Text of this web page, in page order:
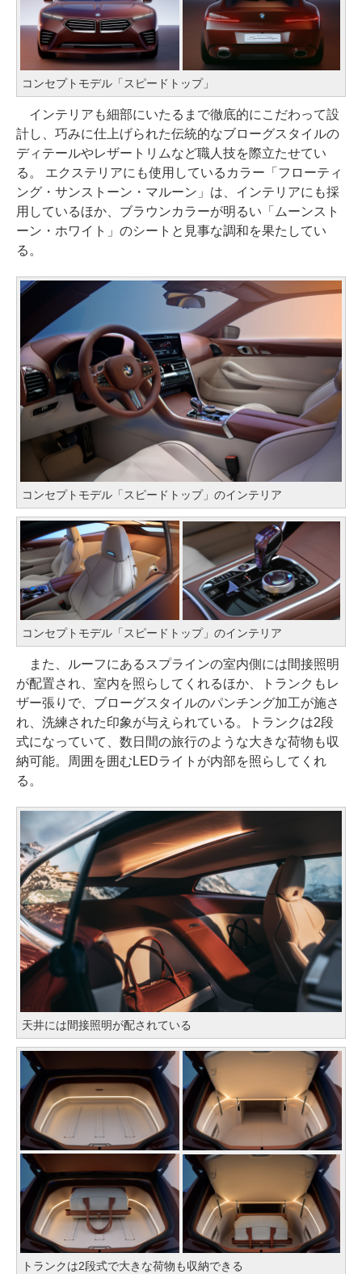
コンセプトモデル「スピードトップ」
インテリアも細部にいたるまで徹底的にこだわって設
計し、巧みに仕上げられた伝統的なブローグスタイルの
ディテールやレザートリムなど職人技を際立たせてい
る。 エクステリアにも使用しているカラー「フローティ
ング・サンストーン・マルーン」は、インテリアにも採
用しているほか、ブラウンカラーが明るい「ムーンスト
ーン・ホワイト」のシートと見事な調和を果たしてい
る。
コンセプトモデル「スピードトップ」のインテリア
コンセプトモデル「スピードトップ」のインテリア
また、ルーフにあるスプラインの室内側には間接照明
が配置され、室内を照らしてくれるほか、トランクもレ
ザー張りで、ブローグスタイルのパンチング加工が施さ
れ、洗練された印象が与えられている。トランクは2段
式になっていて、数日間の旅行のような大きな荷物も収
納可能。周囲を囲むLEDライトが内部を照らしてくれ
る。
天井には間接照明が配されている
トランクは2段式で大きな荷物も収納できる